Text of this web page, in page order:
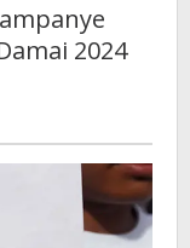
2024